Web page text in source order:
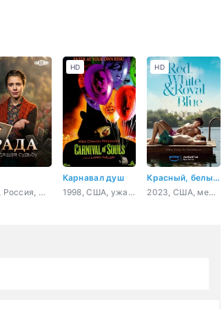
2026, Россия, мелодрама, детектив, криминал
Карнавал душ
1998, США, ужасы, драма, детектив
HD
Красный, белый и королевский синий
2023, США, мелодрама, комедия
HD